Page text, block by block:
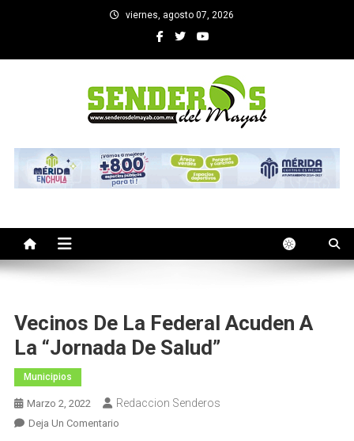
viernes, agosto 07, 2026
SENDEROS DEL MAYAB
Vecinos De La Federal Acuden A
La “Jornada De Salud”
Municipios
Marzo 2, 2022 Redaccion Senderos
Deja Un ComentarioEn